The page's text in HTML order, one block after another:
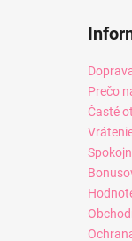
Prečo
Časté